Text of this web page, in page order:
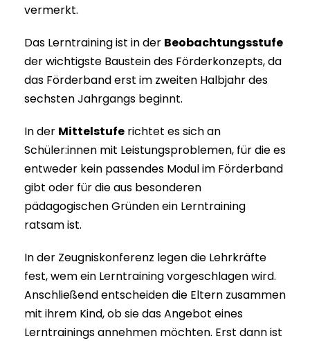
vermerkt.
Das Lerntraining ist in der Beobachtungsstufe
der wichtigste Baustein des Förderkonzepts, da
das Förderband erst im zweiten Halbjahr des
sechsten Jahrgangs beginnt.
In der Mittelstufe richtet es sich an
Schüler:innen mit Leistungsproblemen, für die es
entweder kein passendes Modul im Förderband
gibt oder für die aus besonderen
pädagogischen Gründen ein Lerntraining
ratsam ist.
In der Zeugniskonferenz legen die Lehrkräfte
fest, wem ein Lerntraining vorgeschlagen wird.
Anschließend entscheiden die Eltern zusammen
mit ihrem Kind, ob sie das Angebot eines
Lerntrainings annehmen möchten. Erst dann ist